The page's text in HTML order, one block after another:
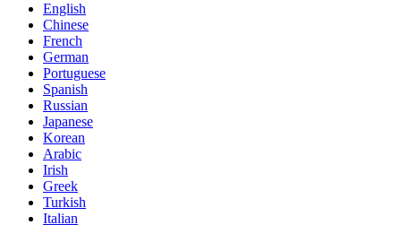
English
Chinese
French
German
Portuguese
Spanish
Russian
Japanese
Korean
Arabic
Irish
Greek
Turkish
Italian